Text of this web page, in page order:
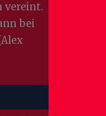
vereint.
bei